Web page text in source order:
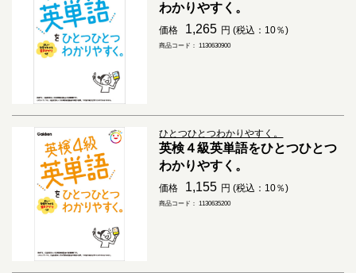
わかりやすく。
価格 1,265 円 (税込：10％)
商品コード： 1130630900
ひとつひとつわかりやすく。
英検４級英単語をひとつひとつ
わかりやすく。
価格 1,155 円 (税込：10％)
商品コード： 1130635200